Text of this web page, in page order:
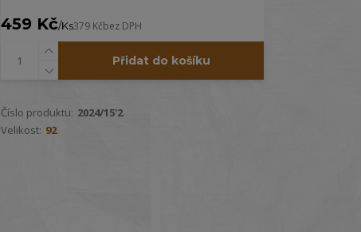
459 Kč/Ks379 Kčbez DPH
Přidat do košíku
Číslo produktu: 2024/15'2
Velikost: 92